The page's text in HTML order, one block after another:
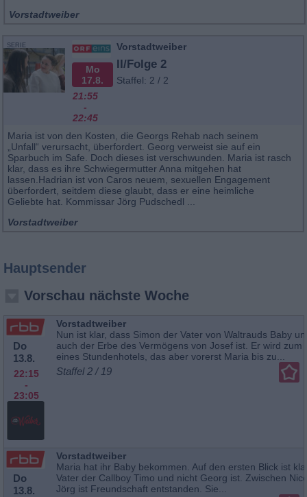
Vorstadtweiber
SERIE
Mo
17.8.
21:55
-
22:45
Vorstadtweiber
II/Folge 2
Staffel: 2 / 2
Maria ist von den Kosten, die Georgs Rehab nach seinem
„Unfall“ verursacht, überfordert. Georg verweist sie auf ein
Sparbuch im Safe. Doch dieses ist verschwunden. Maria ist rasch
klar, dass es ihre Schwiegermutter Anna mitgehen hat
lassen.Hadrian ist von Caros neuem, sexuellen Engagement
überfordert, seitdem diese glaubt, dass er eine heimliche
Geliebte hat. Kommissar Jörg Pudschedl ...
Vorstadtweiber
Hauptsender
Vorschau nächste Woche
Do
13.8.
22:15
-
23:05
Vorstadtweiber
Nun ist klar, dass Simon der Vater von Waltrauds Baby
auch der Erbe des Vermögens von Josef ist. Er wird zum
eines Stundenhotels, das aber vorerst Maria bis zu...
Staffel 2 / 19
Do
13.8.
Vorstadtweiber
Maria hat ihr Baby bekommen. Auf den ersten Blick ist
Vater der Callboy Timo und nicht Georg ist. Zwischen
Jörg ist Freundschaft entstanden. Sie...